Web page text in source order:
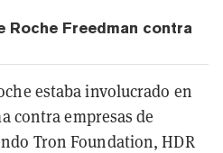
Roche Freedman contra
estaba involucrado en
contra empresas de
Tron Foundation, HDR